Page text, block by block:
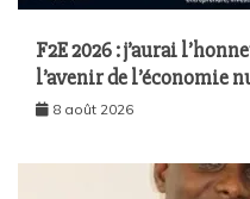
F2E 2026 : j’aurai
l’avenir de l’économie
8 août 2026